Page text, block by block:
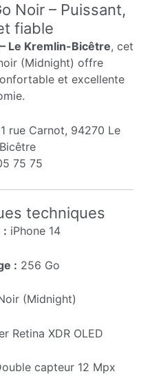
Noir – Puissant,
fiable
Le Kremlin-Bicêtre, cet
(Midnight) offre
et excellente
rue Carnot, 94270 Le
75 75
techniques
: iPhone 14
: 256 Go
(Midnight)
Retina XDR OLED
capteur 12 Mpx